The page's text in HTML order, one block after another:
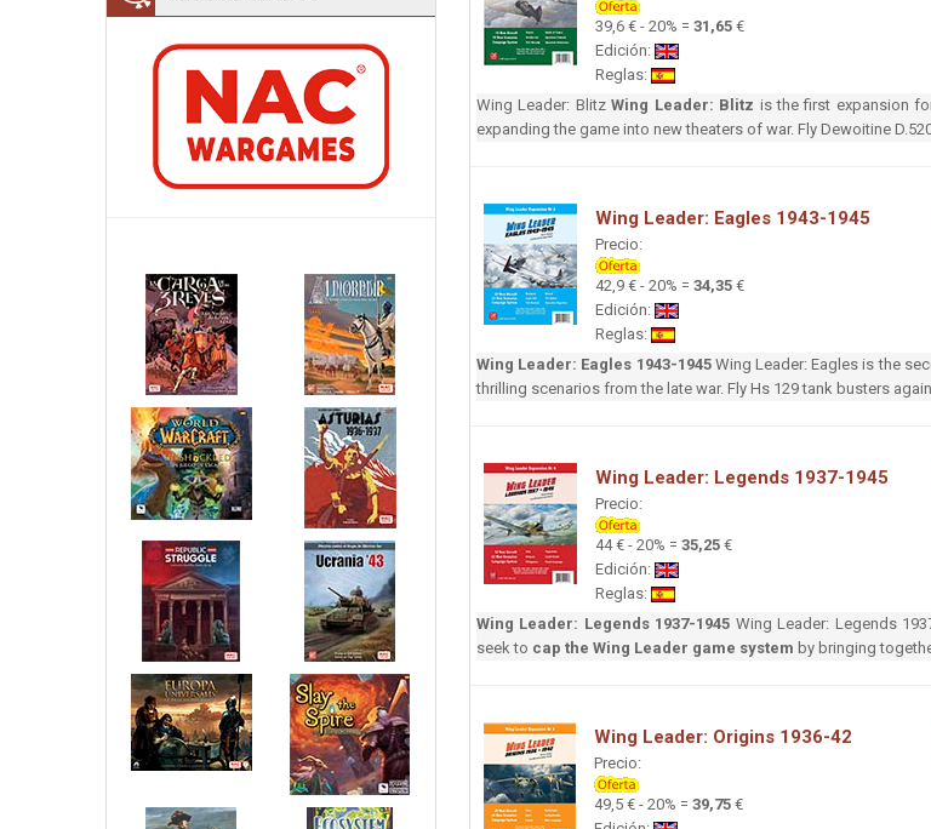
39,6 € - 20% = 31,65 €
Edición:
Reglas:
Wing Leader: BlitzWing Leader: Blitz is the first expansion
expanding the game into new theaters of war. Fly Dewoitine
Wing Leader: Eagles 1943-1945
Precio:
42,9 € - 20% = 34,35 €
Edición:
Reglas:
Wing Leader: Eagles 1943-1945Wing Leader: Eagles is the
thrilling scenarios from the late war. Fly Hs 129 tank busters
Wing Leader: Legends 1937-1945
Precio:
44 € - 20% = 35,25 €
Edición:
Reglas:
Wing Leader: Legends 1937-1945 Wing Leader: Legends
seek to cap the Wing Leader game system by bringing
Wing Leader: Origins 1936-42
Precio:
49,5 € - 20% = 39,75 €